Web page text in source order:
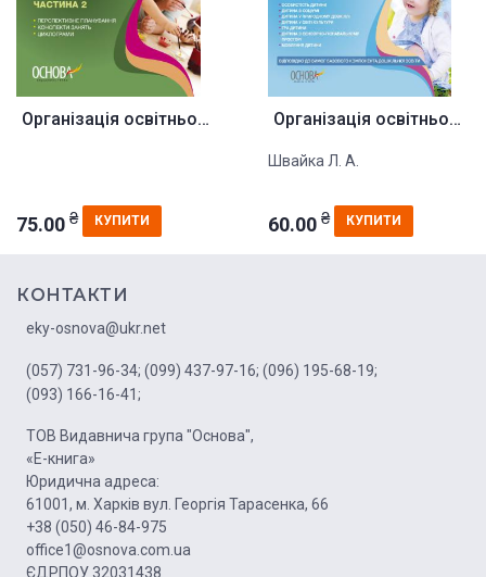
Організація освітнього процесу...
75.00 ₴ КУПИТИ
Організація освітньої діяльнос...
Швайка Л. А.
60.00 ₴ КУПИТИ
КОНТАКТИ
eky-osnova@ukr.net
(057) 731-96-34; (099) 437-97-16; (096) 195-68-19;
(093) 166-16-41;
ТОВ Видавнича група "Основа",
«Е-книга»
Юридична адреса:
61001, м. Харків вул. Георгія Тарасенка, 66
+38 (050) 46-84-975
office1@osnova.com.ua
ЄДРПОУ 32031438